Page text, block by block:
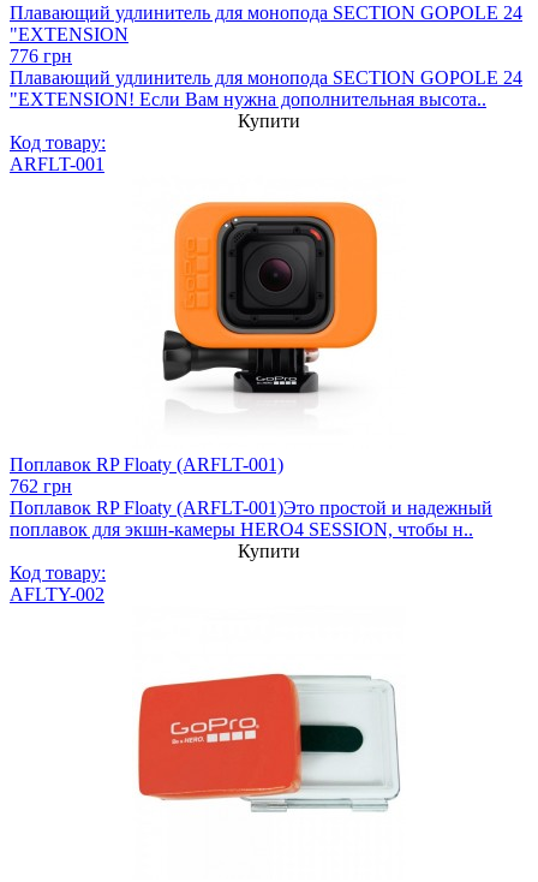
Плавающий удлинитель для монопода SECTION GOPOLE 24
"EXTENSION
776 грн
Плавающий удлинитель для монопода SECTION GOPOLE 24
"EXTENSION! Если Вам нужна дополнительная высота..
Купити
Код товару:
ARFLT-001
Поплавок RP Floaty (ARFLT-001)
762 грн
Поплавок RP Floaty (ARFLT-001)Это простой и надежный
поплавок для экшн-камеры HERO4 SESSION, чтобы н..
Купити
Код товару:
AFLTY-002